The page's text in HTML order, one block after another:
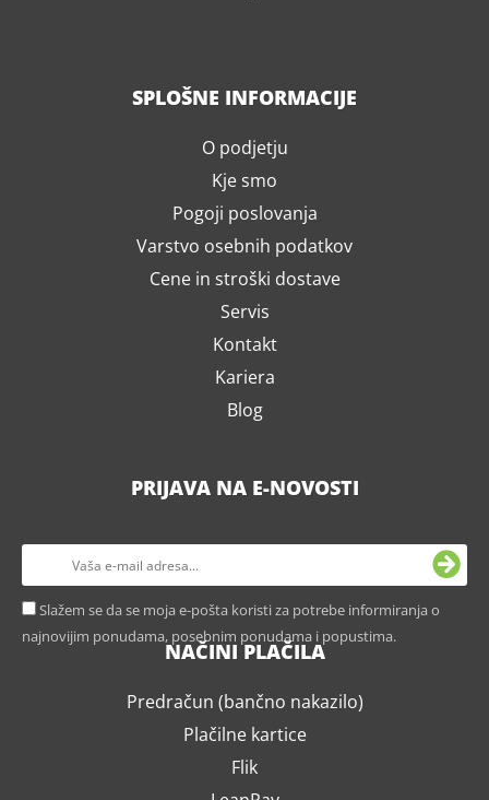
SPLOŠNE INFORMACIJE
O podjetju
Kje smo
Pogoji poslovanja
Varstvo osebnih podatkov
Cene in stroški dostave
Servis
Kontakt
Kariera
Blog
PRIJAVA NA E-NOVOSTI
Slažem se da se moja e-pošta koristi za potrebe informiranja o
najnovijim ponudama, posebnim ponudama i popustima.
NAČINI PLAČILA
Predračun (bančno nakazilo)
Plačilne kartice
Flik